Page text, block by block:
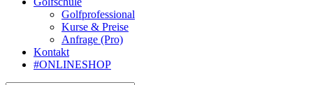
Golfprofessional
Kurse & Preise
Anfrage (Pro)
Kontakt
#ONLINESHOP